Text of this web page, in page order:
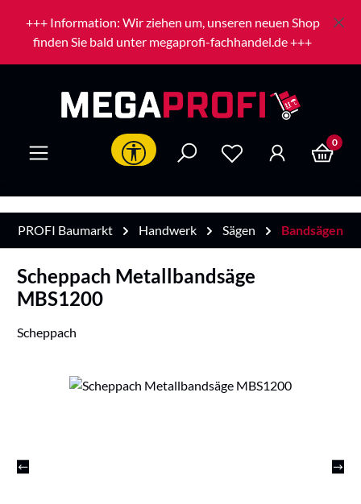
Zum Hauptinhalt springen
+++ Information: Wir ziehen um, unseren neuen Shop
finden Sie bald unter megaprofi-fachhandel.de +++
Werkzeugleiste anzeigen 0
PROFI Baumarkt Handwerk Sägen Bandsägen
Scheppach Metallbandsäge
MBS1200
Scheppach
Bildergalerie überspringen